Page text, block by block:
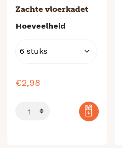
Zachte vloerkadet
Hoeveelheid
€2,98